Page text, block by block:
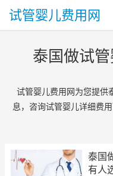
试管婴儿费用网
泰国做试管
试管婴儿费用网为您提供
息，咨询试管婴儿详细费
泰国
有人